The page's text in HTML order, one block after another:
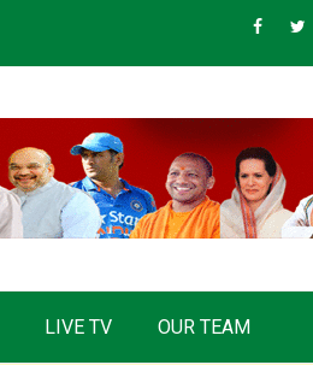
LIVE TV OUR TEAM